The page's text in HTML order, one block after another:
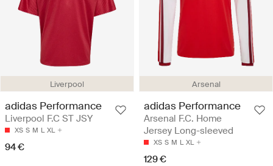
Liverpool
adidas Performance
Liverpool F.C ST JSY
XS S M L XL
94 €
Arsenal
adidas Performance
Arsenal F.C. Home
Jersey Long-sleeved
XS S M L XL
129 €